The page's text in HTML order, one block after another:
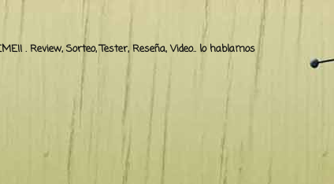
. Review, Sorteo, Tester, Reseña, Video.. lo hablamos